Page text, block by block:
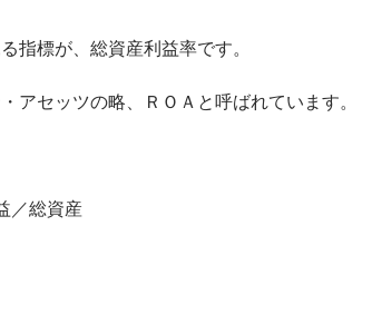
指標が、総資産利益率です。
アセッツの略、ＲＯＡと呼ばれています。
総資産